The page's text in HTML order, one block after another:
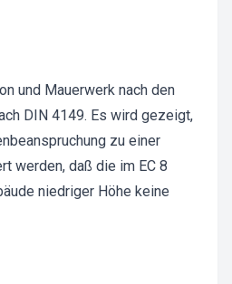
und Mauerwerk nach den
DIN 4149. Es wird gezeigt,
zu einer
werden, daß die im EC 8
niedriger Höhe keine